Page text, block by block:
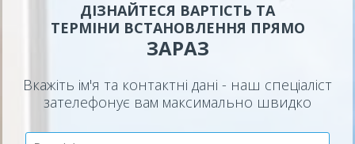
ДІЗНАЙТЕСЯ ВАРТІСТЬ ТА
ТЕРМІНИ ВСТАНОВЛЕННЯ ПРЯМО
ЗАРАЗ
Вкажіть ім'я та контактні дані - наш спеціаліст
зателефонує вам максимально швидко